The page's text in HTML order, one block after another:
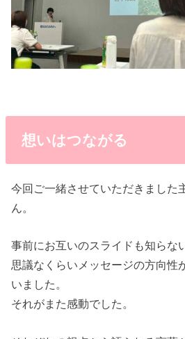
想いはつながる
今回ご一緒させていただきました
ん。
事前にお互いのスライドも知らな
思議なくらいメッセージの方向性
いました。
それがまた感動でした。